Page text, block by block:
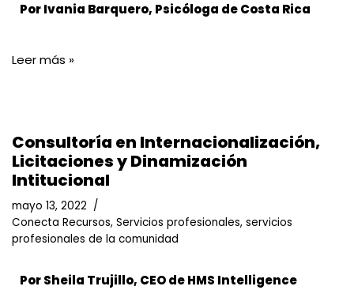
Por Ivania Barquero, Psicóloga de Costa Rica
Leer más »
Consultoría en Internacionalización,
Licitaciones y Dinamización
Intitucional
mayo 13, 2022
Conecta Recursos, Servicios profesionales, servicios
profesionales de la comunidad
Por Sheila Trujillo, CEO de HMS Intelligence